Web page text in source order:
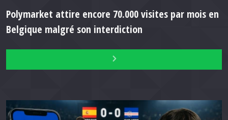
Polymarket attire encore 70.000 visites par mois en
Belgique malgré son interdiction